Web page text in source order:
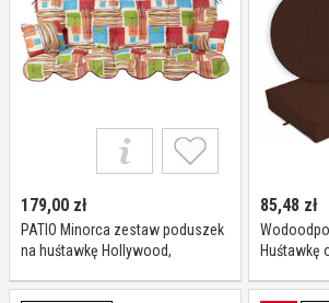
179,00 zł
PATIO Minorca zestaw poduszek
na huśtawkę Hollywood,
oparcie, poduszka boczna,
85,48 zł
Huśtawkę